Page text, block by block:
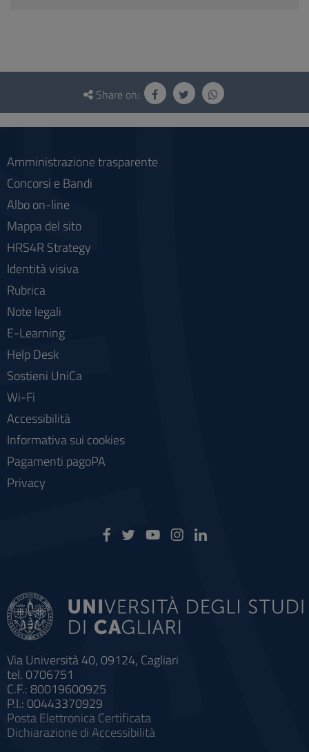
Questionnaire
social
Share on:
Via Università 40, 09124, Cagliari
tel. 0706751
C.F.: 80019600925
P.I.: 00443370929
Posta Elettronica Certificata
Dichiarazione di Accessibilità
Amministrazione trasparente
Concorsi e Bandi
Albo on-line
Mappa del sito
HRS4R Strategy
Identità visiva
Rubrica
Note legali
E-Learning
Help Desk
Sostieni UniCa
Wi-Fi
Accessibilità
Informativa sui cookies
Pagamenti pagoPA
Privacy